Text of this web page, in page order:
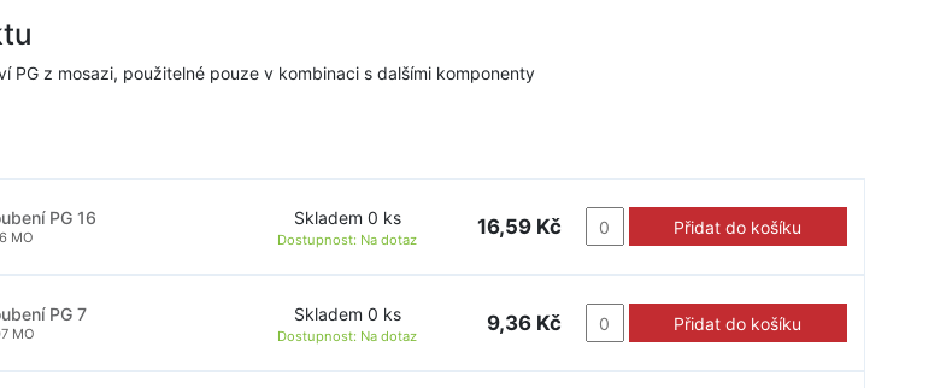
PG z mosazi, použitelné pouze v kombinaci s dalšími komponenty
PG 16
MO
Skladem 0 ks
Dostupnost: Na dotaz
16,59 Kč Přidat do košíku
PG 7
MO
Skladem 0 ks
Dostupnost: Na dotaz
9,36 Kč Přidat do košíku